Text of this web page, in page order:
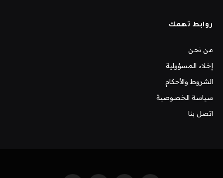
روابط تهمك
من نحن
إخلاء المسؤولية
الشروط والأحكام
سياسة الخصوصية
اتصل بنا